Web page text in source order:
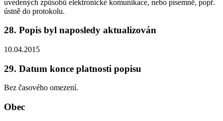
uvedených způsobů elektronické komunikace, nebo písemně, popř.
ústně do protokolu.
28. Popis byl naposledy aktualizován
10.04.2015
29. Datum konce platnosti popisu
Bez časového omezení.
Obec